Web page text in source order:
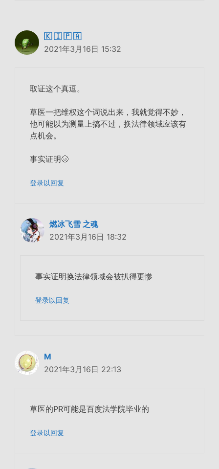
🇰 🇮 🇵 🇦
2021年3月16日 15:32
取证这个真逗。
草医一把维权这个词说出来，我就觉得不妙，
他可能以为测量上搞不过，换法律领域应该有
点机会。
事实证明🌝
登录以回复
燃冰飞雪 之魂
2021年3月16日 18:32
事实证明换法律领域会被扒得更惨
登录以回复
M
2021年3月16日 22:13
草医的PR可能是百度法学院毕业的
登录以回复